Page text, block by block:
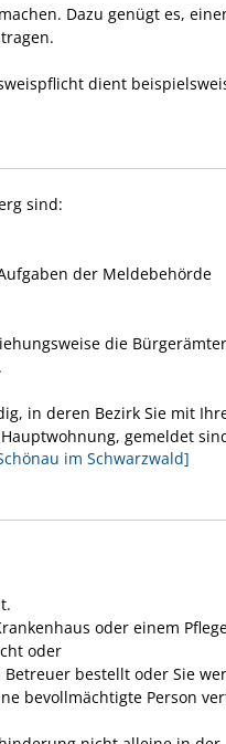
Dazu genügt es,
dient
sind:
der Meldebehörde
die
in deren Bezirk Sie mit
gemeldet
im Schwarzwald]
oder einem
oder
bestellt oder Sie
bevollmächtigte Person